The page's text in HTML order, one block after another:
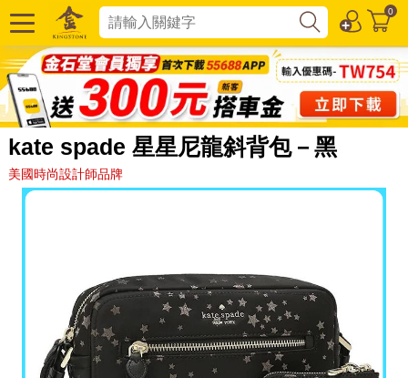
0
kate spade 星星尼龍斜背包－黑
美國時尚設計師品牌